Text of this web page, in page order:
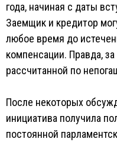
года, начиная с даты
Заемщик и кредитор
любое время до
компенсации. Правда,
рассчитанной по
После некоторых
инициатива получила
постоянной